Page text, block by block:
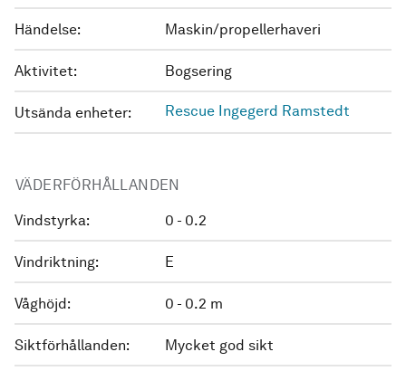
Händelse: Maskin/propellerhaveri
Aktivitet: Bogsering
Utsända enheter: Rescue Ingegerd Ramstedt
VÄDERFÖRHÅLLANDEN
Vindstyrka: 0 - 0.2
Vindriktning: E
Våghöjd: 0 - 0.2 m
Siktförhållanden: Mycket god sikt